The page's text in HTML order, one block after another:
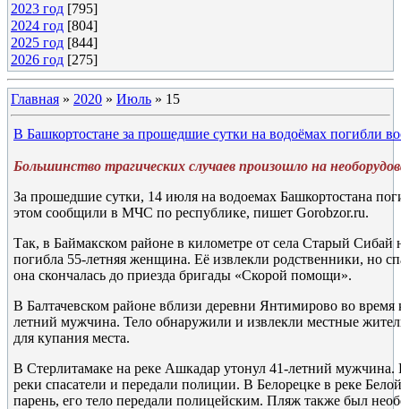
2023 год [795]
2024 год [804]
2025 год [844]
2026 год [275]
Главная » 2020 » Июль » 15
В Башкортостане за прошедшие сутки на водоёмах погибли
Большинство трагических случаев произошло на
За прошедшие сутки, 14 июля на водоемах Башкортостана
этом сообщили в МЧС по республике, пишет Gorobzor.ru.
Так, в Баймакском районе в километре от села Старый Сибай
погибла 55-летняя женщина. Её извлекли родственники, но
она скончалась до приезда бригады «Скорой помощи».
В Балтачевском районе вблизи деревни Янтимирово во время
летний мужчина. Тело обнаружили и извлекли местные
для купания места.
В Стерлитамаке на реке Ашкадар утонул 41-летний мужчина.
реки спасатели и передали полиции. В Белорецке в реке
парень, его тело передали полицейским. Пляж также был